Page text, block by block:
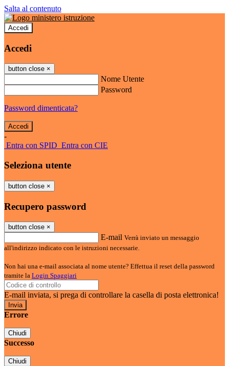
Salta al contenuto
Accedi
Accedi
button close ×
Nome Utente
Password
Password dimenticata?
-
Entra con SPID Entra con CIE
Seleziona utente
button close ×
Recupero password
button close ×
E-mail Verrà inviato un messaggio
all'indirizzo indicato con le istruzioni necessarie.
Non hai una e-mail associata al nome utente? Effettua il reset della password
tramite la Login Spaggiari
E-mail inviata, si prega di controllare la casella di posta elettronica!
Errore
Chiudi
Successo
Chiudi